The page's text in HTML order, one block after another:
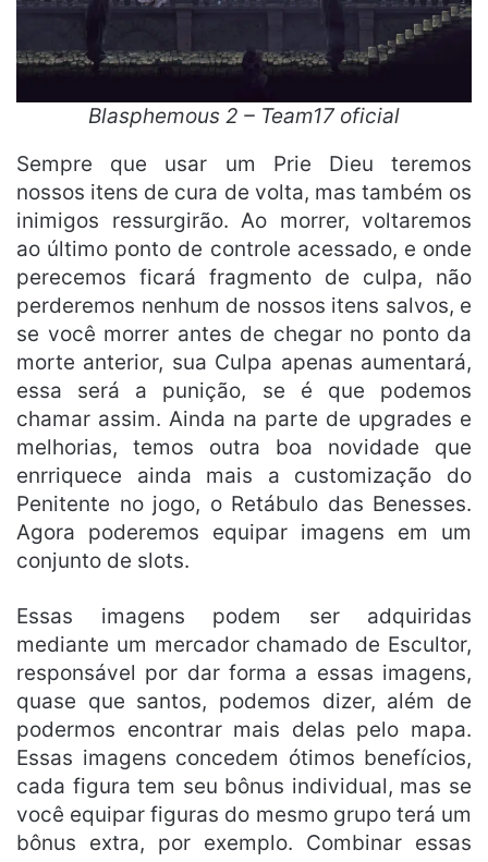
Blasphemous 2 – Team17 oficial
Sempre que usar um Prie Dieu teremos
nossos itens de cura de volta, mas também os
inimigos ressurgirão. Ao morrer, voltaremos
ao último ponto de controle acessado, e onde
perecemos ficará fragmento de culpa, não
perderemos nenhum de nossos itens salvos, e
se você morrer antes de chegar no ponto da
morte anterior, sua Culpa apenas aumentará,
essa será a punição, se é que podemos
chamar assim. Ainda na parte de upgrades e
melhorias, temos outra boa novidade que
enrriquece ainda mais a customização do
Penitente no jogo, o Retábulo das Benesses.
Agora poderemos equipar imagens em um
conjunto de slots.
Essas imagens podem ser adquiridas
mediante um mercador chamado de Escultor,
responsável por dar forma a essas imagens,
quase que santos, podemos dizer, além de
podermos encontrar mais delas pelo mapa.
Essas imagens concedem ótimos benefícios,
cada figura tem seu bônus individual, mas se
você equipar figuras do mesmo grupo terá um
bônus extra, por exemplo. Combinar essas